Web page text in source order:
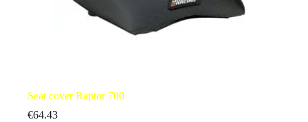
Seat cover Raptor 700
€64.43